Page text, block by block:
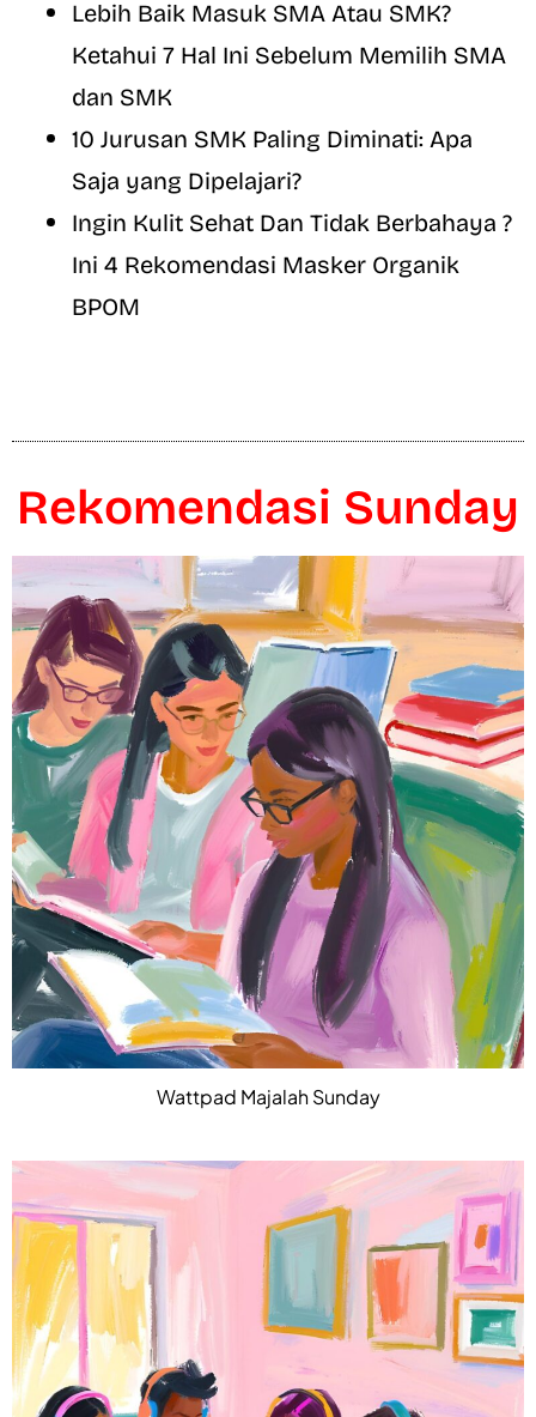
Lebih Baik Masuk SMA Atau SMK?
Ketahui 7 Hal Ini Sebelum Memilih SMA
dan SMK
10 Jurusan SMK Paling Diminati: Apa
Saja yang Dipelajari?
Ingin Kulit Sehat Dan Tidak Berbahaya ?
Ini 4 Rekomendasi Masker Organik
BPOM
Rekomendasi Sunday
Wattpad Majalah Sunday